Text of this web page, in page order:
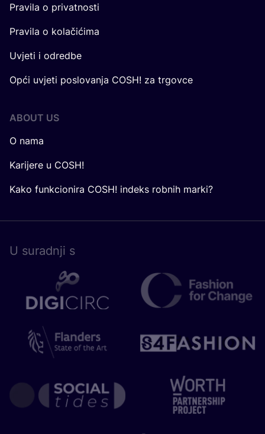
Pravila o privatnosti
Pravila o kolačićima
Uvjeti i odredbe
Opći uvjeti poslovanja COSH! za trgovce
ABOUT US
O nama
Karijere u COSH!
Kako funkcionira COSH! indeks robnih marki?
U surad­nji s